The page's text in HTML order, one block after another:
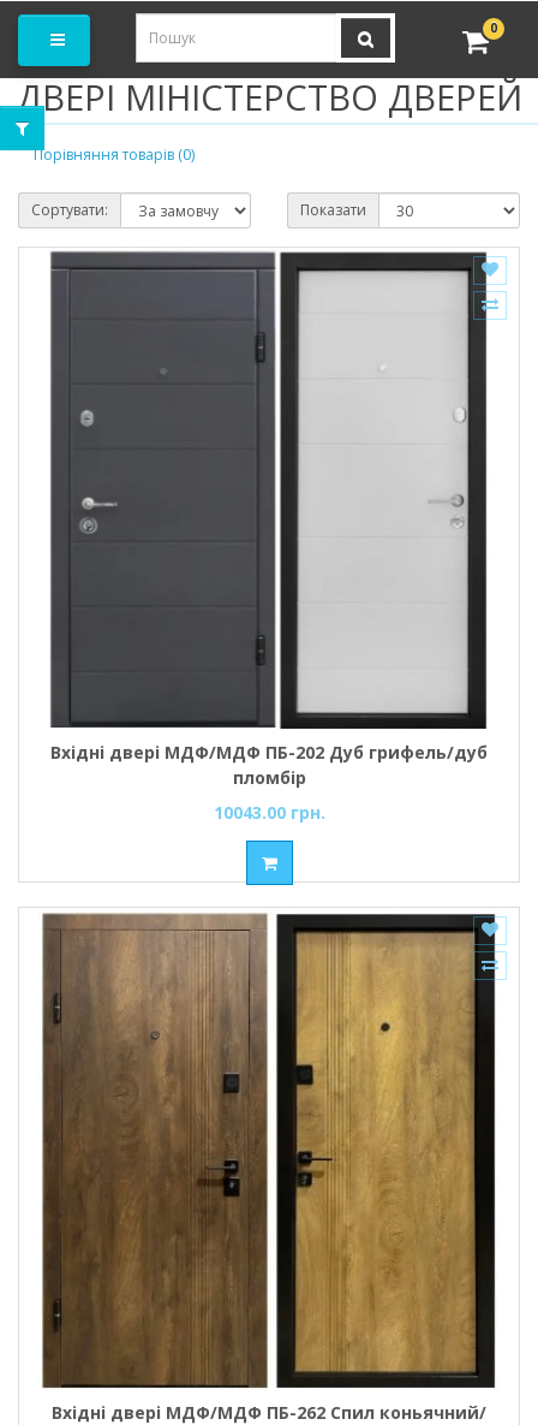
0
ДВЕРІ МІНІСТЕРСТВО ДВЕРЕЙ
Порівняння товарів (0)
Сортувати: Показати
Вхідні двері МДФ/МДФ ПБ-202 Дуб грифель/дуб
пломбір
10043.00 грн.
Вхідні двері МДФ/МДФ ПБ-262 Спил коньячний/